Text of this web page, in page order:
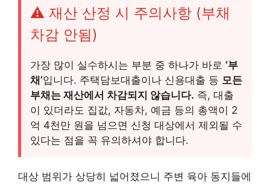
⚠️ 재산 산정 시 주의사항 (부채
차감 안됨)
가장 많이 실수하시는 부분 중 하나가 바로 ‘부
채’입니다. 주택담보대출이나 신용대출 등 모든
부채는 재산에서 차감되지 않습니다. 즉, 대출
이 있더라도 집값, 자동차, 예금 등의 총액이 2
억 4천만 원을 넘으면 신청 대상에서 제외될 수
있다는 점을 꼭 유의하셔야 합니다.
대상 범위가 상당히 넓어졌으니 주변 육아 동지들에